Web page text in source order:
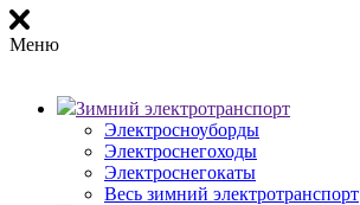
Меню
Зимний электротранспорт
Электросноуборды
Электроснегоходы
Электроснегокаты
Весь зимний электротранспорт